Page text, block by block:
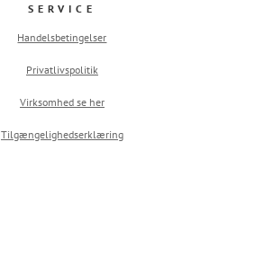
SERVICE
Handelsbetingelser
Privatlivspolitik
Virksomhed se her
Tilgængelighedserklæring